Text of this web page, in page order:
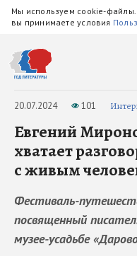
Мы используем cookie-
вы принимаете условия
20.07.2024 101
Евгений
хватает
с живым
Фестиваль-
посвященный
музее-усадьбе